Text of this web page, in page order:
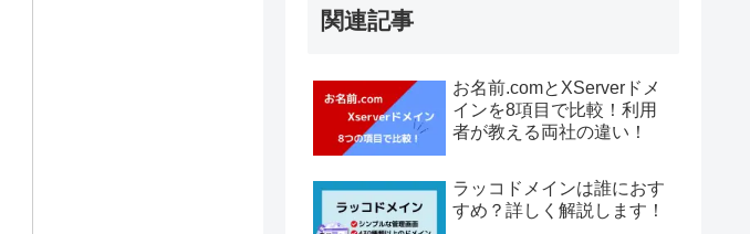
関連記事
お名前.comとXServerドメ
インを8項目で比較！利用
者が教える両社の違い！
ラッコドメインは誰におす
すめ？詳しく解説します！